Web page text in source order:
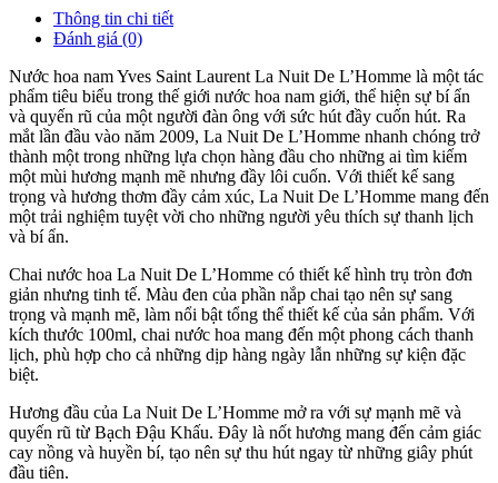
Thông tin chi tiết
Đánh giá (0)
Nước hoa nam Yves Saint Laurent La Nuit De L’Homme là một tác
phẩm tiêu biểu trong thế giới nước hoa nam giới, thể hiện sự bí ẩn
và quyến rũ của một người đàn ông với sức hút đầy cuốn hút. Ra
mắt lần đầu vào năm 2009, La Nuit De L’Homme nhanh chóng trở
thành một trong những lựa chọn hàng đầu cho những ai tìm kiếm
một mùi hương mạnh mẽ nhưng đầy lôi cuốn. Với thiết kế sang
trọng và hương thơm đầy cảm xúc, La Nuit De L’Homme mang đến
một trải nghiệm tuyệt vời cho những người yêu thích sự thanh lịch
và bí ẩn.
Chai nước hoa La Nuit De L’Homme có thiết kế hình trụ tròn đơn
giản nhưng tinh tế. Màu đen của phần nắp chai tạo nên sự sang
trọng và mạnh mẽ, làm nổi bật tổng thể thiết kế của sản phẩm. Với
kích thước 100ml, chai nước hoa mang đến một phong cách thanh
lịch, phù hợp cho cả những dịp hàng ngày lẫn những sự kiện đặc
biệt.
Hương đầu của La Nuit De L’Homme mở ra với sự mạnh mẽ và
quyến rũ từ Bạch Đậu Khấu. Đây là nốt hương mang đến cảm giác
cay nồng và huyền bí, tạo nên sự thu hút ngay từ những giây phút
đầu tiên.